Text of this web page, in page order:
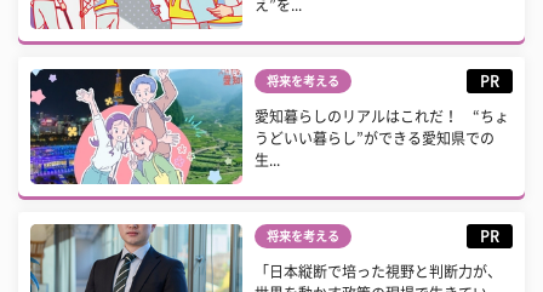
え”を...
将来を考える PR
愛知暮らしのリアルはこれだ！ “ちょ
うどいい暮らし”ができる愛知県での
生...
将来を考える PR
「日本縦断で培った視野と判断力が、